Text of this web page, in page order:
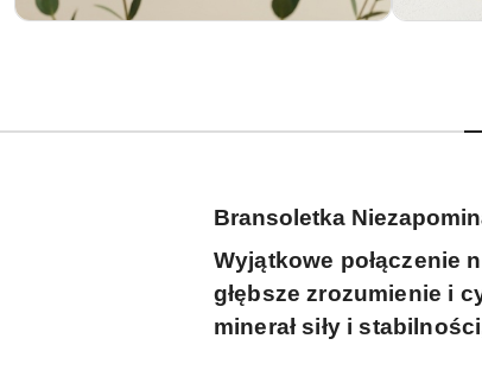
Bransoletka
Wyjątkowe połączenie
głębsze zrozumienie i
minerał siły i